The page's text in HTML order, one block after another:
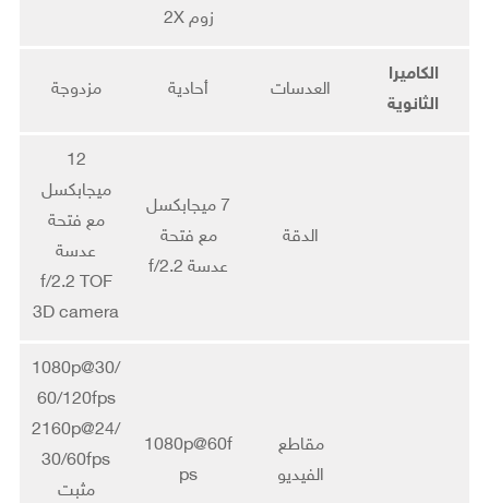
زوم 2X
الكاميرا
الثانوية
العدسات أحادية مزدوجة
الدقة
7 ميجابكسل
مع فتحة
عدسة f/2.2
12
ميجابكسل
مع فتحة
عدسة
f/2.2 TOF
3D camera
مقاطع
الفيديو
1080p@60f
ps
1080p@30/
60/120fps
2160p@24/
30/60fps
مثبت